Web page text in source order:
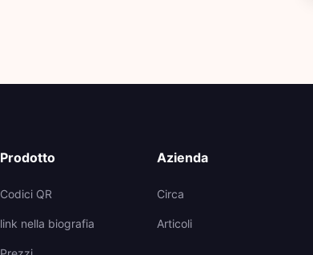
Prodotto
Codici QR
link nella biografia
Azienda
Circa
Articoli